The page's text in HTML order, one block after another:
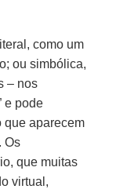
como um
ou simbólica,
– nos
e pode
que aparecem
Os
que muitas
virtual,